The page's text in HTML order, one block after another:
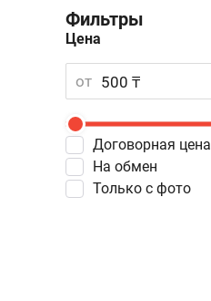
Фильтры
Цена
от
Договорная цена
На обмен
Только с фото